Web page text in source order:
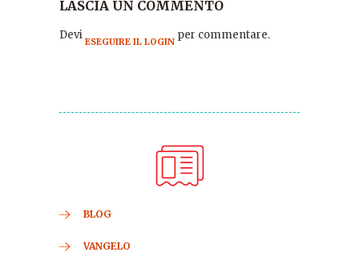
LASCIA UN COMMENTO
Devi ESEGUIRE IL LOGIN per commentare.
BLOG
VANGELO